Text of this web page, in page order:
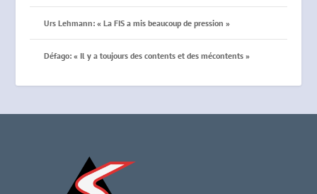
Urs Lehmann: « La FIS a mis beaucoup de pression »
Défago: « Il y a toujours des contents et des mécontents »